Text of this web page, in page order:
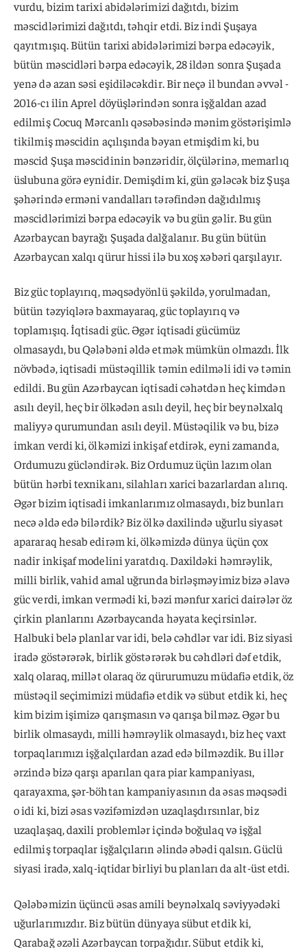
vurdu, bizim tarixi abidələrimizi dağıtdı, bizim
məscidlərimizi dağıtdı, təhqir etdi. Biz indi Şuşaya
qayıtmışıq. Bütün tarixi abidələrimizi bərpa edəcəyik,
bütün məscidləri bərpa edəcəyik, 28 ildən sonra Şuşada
yenə də azan səsi eşidiləcəkdir. Bir neçə il bundan əvvəl -
2016-cı ilin Aprel döyüşlərindən sonra işğaldan azad
edilmiş Cocuq Mərcanlı qəsəbəsində mənim göstərişimlə
tikilmiş məscidin açılışında bəyan etmişdim ki, bu
məscid Şuşa məscidinin bənzəridir, ölçülərinə, memarlıq
üslubuna görə eynidir. Demişdim ki, gün gələcək biz Şuşa
şəhərində erməni vandalları tərəfindən dağıdılmış
məscidlərimizi bərpa edəcəyik və bu gün gəlir. Bu gün
Azərbaycan bayrağı Şuşada dalğalanır. Bu gün bütün
Azərbaycan xalqı qürur hissi ilə bu xoş xəbəri qarşılayır.
Biz güc toplayırıq, məqsədyönlü şəkildə, yorulmadan,
bütün təzyiqlərə baxmayaraq, güc toplayırıq və
toplamışıq. İqtisadi güc. Əgər iqtisadi gücümüz
olmasaydı, bu Qələbəni əldə etmək mümkün olmazdı. İlk
növbədə, iqtisadi müstəqillik təmin edilməli idi və təmin
edildi. Bu gün Azərbaycan iqtisadi cəhətdən heç kimdən
asılı deyil, heç bir ölkədən asılı deyil, heç bir beynəlxalq
maliyyə qurumundan asılı deyil. Müstəqilik və bu, bizə
imkan verdi ki, ölkəmizi inkişaf etdirək, eyni zamanda,
Ordumuzu gücləndirək. Biz Ordumuz üçün lazım olan
bütün hərbi texnikanı, silahları xarici bazarlardan alırıq.
Əgər bizim iqtisadi imkanlarımız olmasaydı, biz bunları
necə əldə edə bilərdik? Biz ölkə daxilində uğurlu siyasət
apararaq hesab edirəm ki, ölkəmizdə dünya üçün çox
nadir inkişaf modelini yaratdıq. Daxildəki həmrəylik,
milli birlik, vahid amal uğrunda birləşməyimiz bizə əlavə
güc verdi, imkan vermədi ki, bəzi mənfur xarici dairələr öz
çirkin planlarını Azərbaycanda həyata keçirsinlər.
Halbuki belə planlar var idi, belə cəhdlər var idi. Biz siyasi
iradə göstərərək, birlik göstərərək bu cəhdləri dəf etdik,
xalq olaraq, millət olaraq öz qürurumuzu müdafiə etdik, öz
müstəqil seçimimizi müdafiə etdik və sübut etdik ki, heç
kim bizim işimizə qarışmasın və qarışa bilməz. Əgər bu
birlik olmasaydı, milli həmrəylik olmasaydı, biz heç vaxt
torpaqlarımızı işğalçılardan azad edə bilməzdik. Bu illər
ərzində bizə qarşı aparılan qara piar kampaniyası,
qarayaxma, şər-böhtan kampaniyasının da əsas məqsədi
o idi ki, bizi əsas vəzifəmizdən uzaqlaşdırsınlar, biz
uzaqlaşaq, daxili problemlər içində boğulaq və işğal
edilmiş torpaqlar işğalçıların əlində əbədi qalsın. Güclü
siyasi iradə, xalq-iqtidar birliyi bu planları da alt-üst etdi.
Qələbəmizin üçüncü əsas amili beynəlxalq səviyyədəki
uğurlarımızdır. Biz bütün dünyaya sübut etdik ki,
Qarabağ əzəli Azərbaycan torpağıdır. Sübut etdik ki,